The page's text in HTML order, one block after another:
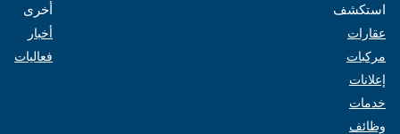
استكشف
عقارات
مركبات
إعلانات
خدمات
وظائف
أخرى
أخبار
فعاليات